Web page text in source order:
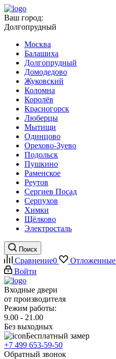
Ваш город:
Долгопрудный
Москва
Балашиха
Долгопрудный
Домодедово
Жуковский
Коломна
Королёв
Красногорск
Люберцы
Мытищи
Одинцово
Орехово-Зуево
Подольск
Пушкино
Раменское
Реутов
Сергиев Посад
Серпухов
Химки
Щёлково
Электросталь
Поиск
Сравнение0 Отложенные
Войти
Входные двери
от производителя
Режим работы:
9.00 - 21.00
Без выходных
Бесплатный замер
+7 499 653-59-50
Обратный звонок